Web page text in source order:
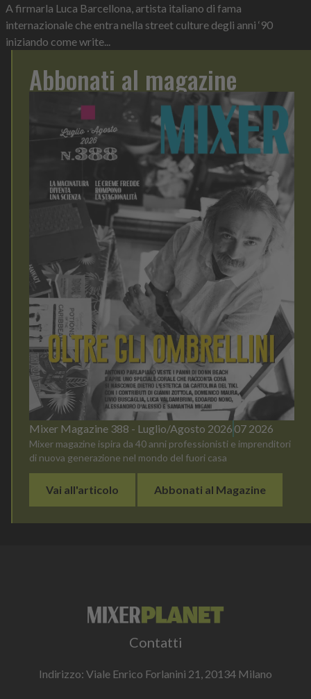
A firmarla Luca Barcellona, artista italiano di fama
internazionale che entra nella street culture degli anni ‘90
iniziando come write...
Abbonati al magazine
Mixer Magazine 388 - Luglio/Agosto 2026 07 2026
Mixer magazine ispira da 40 anni professionisti e imprenditori
di nuova generazione nel mondo del fuori casa
Vai all'articolo Abbonati al Magazine
Contatti
Indirizzo: Viale Enrico Forlanini 21, 20134 Milano